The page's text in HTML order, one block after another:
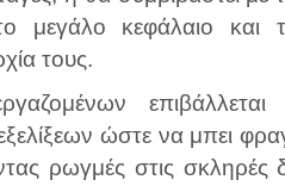
μεγάλο κεφάλαιο και
τους.
ώστε να μπει
ρωγμές στις σκληρές